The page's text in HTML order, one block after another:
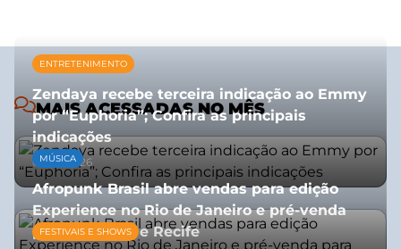
MAIS ACESSADAS NO MÊS
ENTRETENIMENTO
Zendaya recebe terceira indicação ao Emmy
por “Euphoria”; Confira as principais
indicações
08/07/2026
MÚSICA
Afropunk Brasil abre vendas para edição
Experience no Rio de Janeiro e pré-venda
para Salvador e Recife
FESTIVAIS E SHOWS